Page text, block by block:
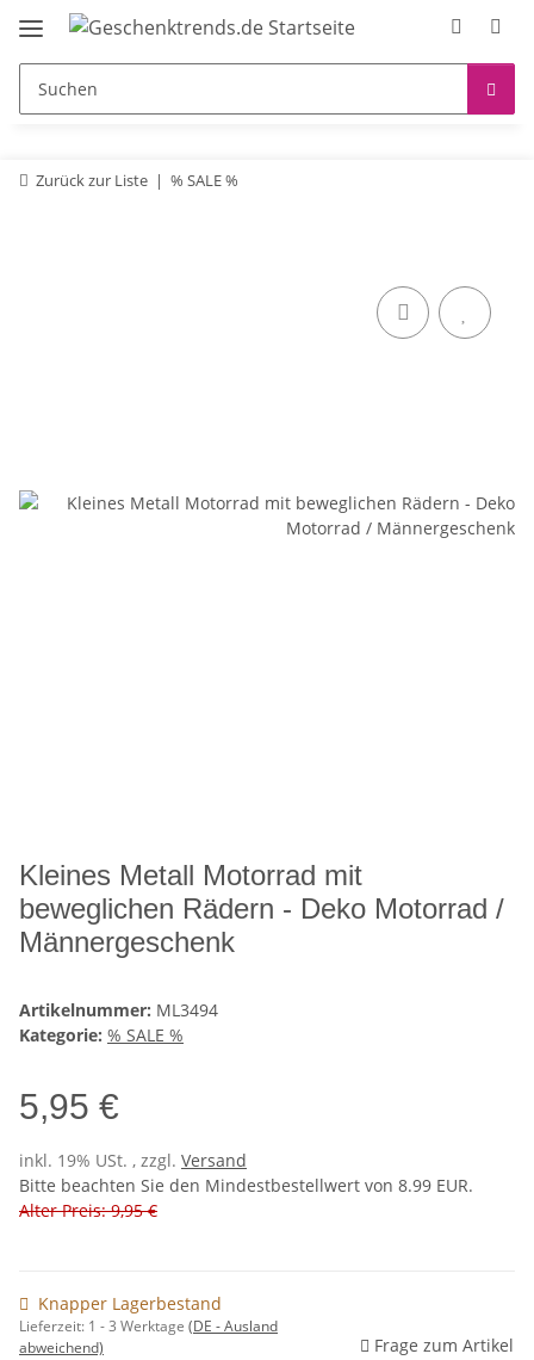
Zurück zur Liste % SALE %
Kleines Metall Motorrad mit
beweglichen Rädern - Deko Motorrad /
Männergeschenk
Artikelnummer: ML3494
Kategorie: % SALE %
5,95 €
inkl. 19% USt. , zzgl. Versand
Bitte beachten Sie den Mindestbestellwert von 8.99 EUR.
Alter Preis: 9,95 €
Knapper Lagerbestand
Lieferzeit: 1 - 3 Werktage (DE - Ausland
abweichend)
Frage zum Artikel